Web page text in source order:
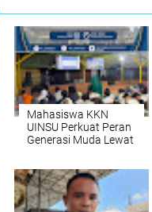
Mahasiswa KKN
UINSU Perkuat Peran
Generasi Muda Lewat